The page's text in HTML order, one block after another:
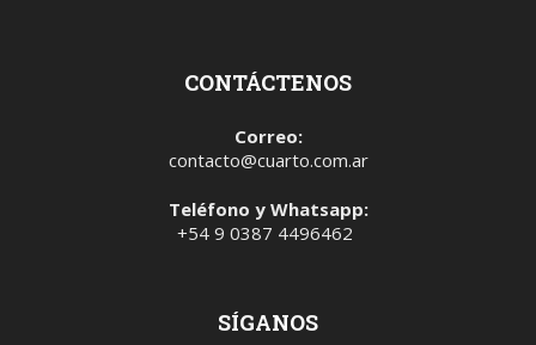
CONTÁCTENOS
Correo:
contacto@cuarto.com.ar
Teléfono y Whatsapp:
+54 9 0387 4496462
SÍGANOS